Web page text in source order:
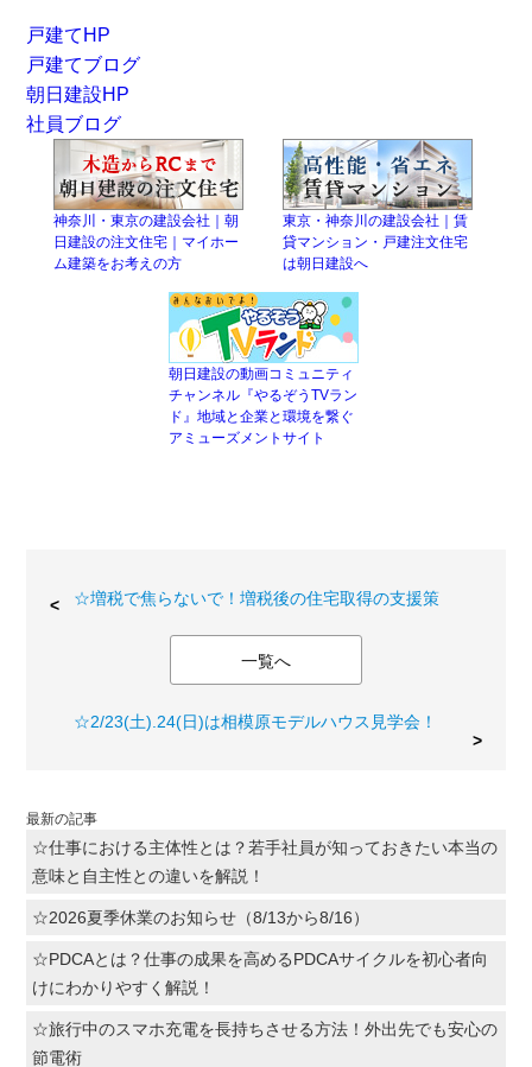
戸建てHP
戸建てブログ
朝日建設HP
社員ブログ
神奈川・東京の建設会社｜朝
日建設の注文住宅｜マイホー
ム建築をお考えの方
東京・神奈川の建設会社｜賃
貸マンション・戸建注文住宅
は朝日建設へ
朝日建設の動画コミュニティ
チャンネル『やるぞうTVラン
ド』地域と企業と環境を繋ぐ
アミューズメントサイト
☆増税で焦らないで！増税後の住宅取得の支援策
一覧へ
☆2/23(土).24(日)は相模原モデルハウス見学会！
最新の記事
☆仕事における主体性とは？若手社員が知っておきたい本当の
意味と自主性との違いを解説！
☆2026夏季休業のお知らせ（8/13から8/16）
☆PDCAとは？仕事の成果を高めるPDCAサイクルを初心者向
けにわかりやすく解説！
☆旅行中のスマホ充電を長持ちさせる方法！外出先でも安心の
節電術